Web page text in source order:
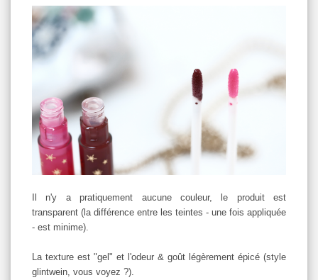
Il n'y a pratiquement aucune couleur, le produit est
transparent (la différence entre les teintes - une fois appliquée
- est minime).
La texture est "gel" et l'odeur & goût légèrement épicé (style
glintwein, vous voyez ?).